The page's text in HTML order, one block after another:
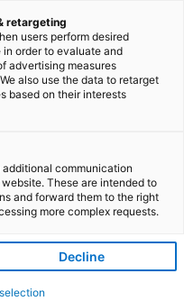
retargeting
users perform desired
order to evaluate and
advertising measures
also use the data to retarget
based on their interests
additional communication
These are intended to
and forward them to the right
more complex requests.
Decline